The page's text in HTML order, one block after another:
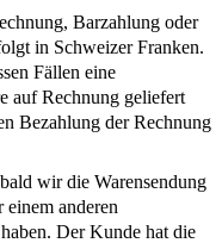
Barzahlung oder
in Schweizer Franken.
Fällen eine
auf Rechnung geliefert
Bezahlung der Rechnung
wir die Warensendung
einem anderen
Der Kunde hat die